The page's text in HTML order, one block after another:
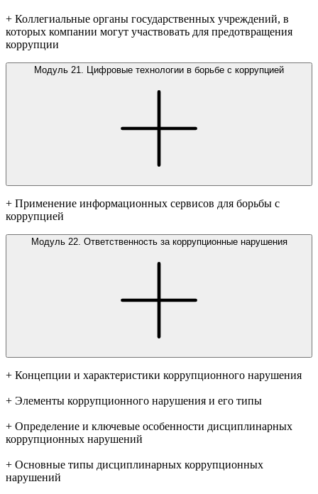
+ Коллегиальные органы государственных учреждений, в
которых компании могут участвовать для предотвращения
коррупции
Модуль 21. Цифровые технологии в борьбе с коррупцией
+ Применение информационных сервисов для борьбы с
коррупцией
Модуль 22. Ответственность за коррупционные нарушения
+ Концепции и характеристики коррупционного нарушения
+ Элементы коррупционного нарушения и его типы
+ Определение и ключевые особенности дисциплинарных
коррупционных нарушений
+ Основные типы дисциплинарных коррупционных
нарушений